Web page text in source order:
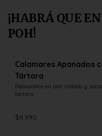
¡HABRÁ QUE
POH!
Calamares Apanados
Tártara
Rebozados en pan rallado y salsa
tártara
$8.990